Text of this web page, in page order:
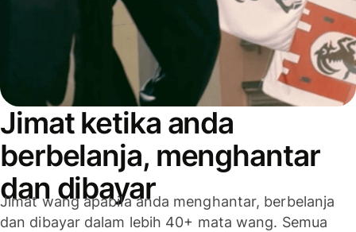
Jimat ketika anda
berbelanja, menghantar
dan dibayar
Jimat wang apabila anda menghantar, berbelanja
dan dibayar dalam lebih 40+ mata wang. Semua